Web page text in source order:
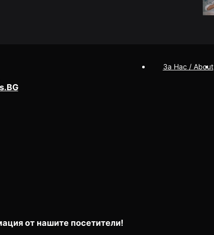
от нашите посетители!
За Нас / About